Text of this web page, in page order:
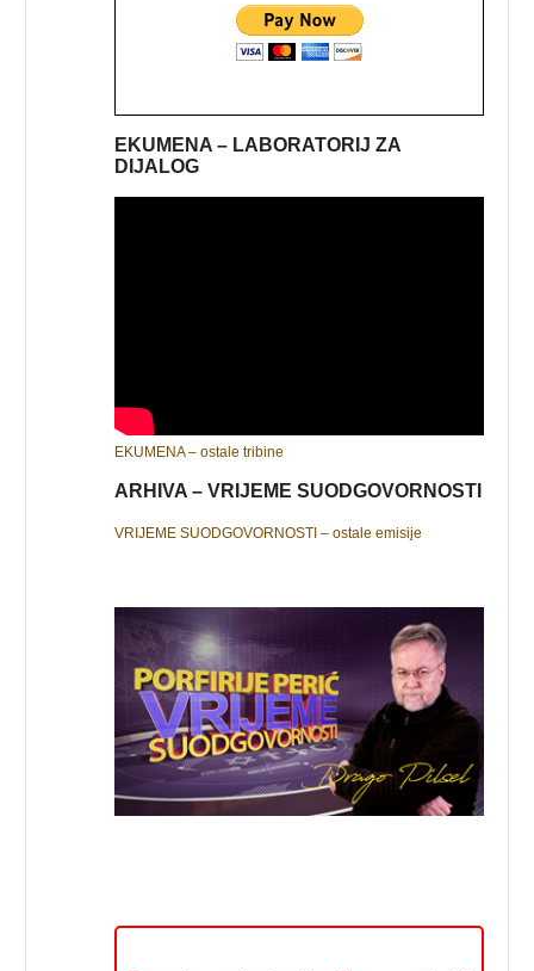
EKUMENA – LABORATORIJ ZA
DIJALOG
EKUMENA – ostale tribine
ARHIVA – VRIJEME SUODGOVORNOSTI
VRIJEME SUODGOVORNOSTI – ostale emisije